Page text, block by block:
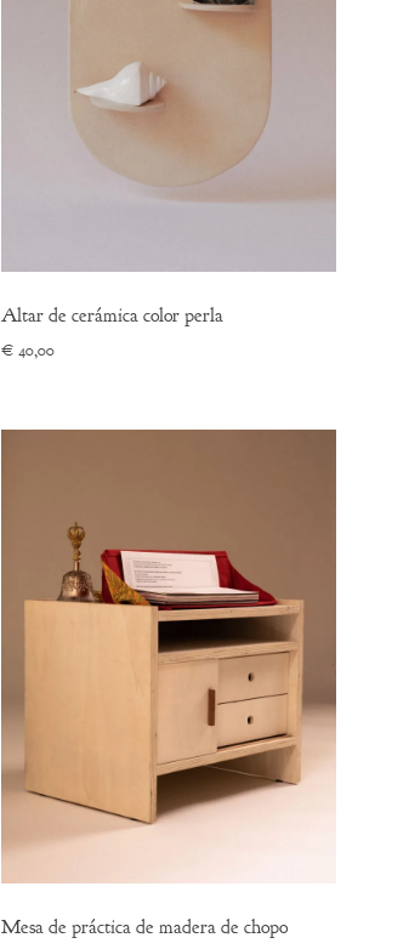
Altar de cerámica color perla
€ 40,00
Mesa de práctica de madera de chopo